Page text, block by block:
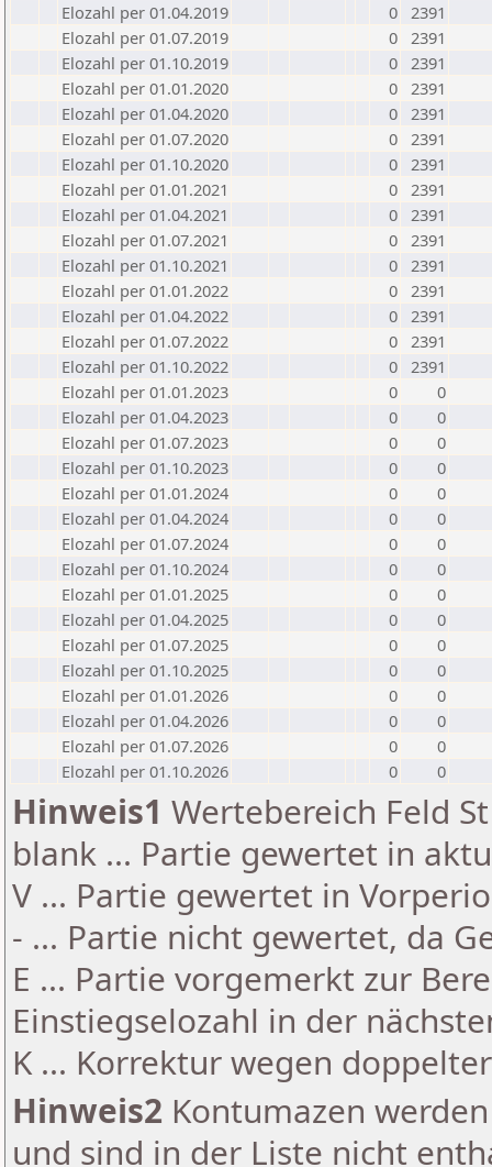
Elozahl per 01.04.2019
0 2391
Elozahl per 01.07.2019
0 2391
Elozahl per 01.10.2019
0 2391
Elozahl per 01.01.2020
0 2391
Elozahl per 01.04.2020
0 2391
Elozahl per 01.07.2020
0 2391
Elozahl per 01.10.2020
0 2391
Elozahl per 01.01.2021
0 2391
Elozahl per 01.04.2021
0 2391
Elozahl per 01.07.2021
0 2391
Elozahl per 01.10.2021
0 2391
Elozahl per 01.01.2022
0 2391
Elozahl per 01.04.2022
0 2391
Elozahl per 01.07.2022
0 2391
Elozahl per 01.10.2022
0 2391
Elozahl per 01.01.2023
0
0
Elozahl per 01.04.2023
0
0
Elozahl per 01.07.2023
0
0
Elozahl per 01.10.2023
0
0
Elozahl per 01.01.2024
0
0
Elozahl per 01.04.2024
0
0
Elozahl per 01.07.2024
0
0
Elozahl per 01.10.2024
0
0
Elozahl per 01.01.2025
0
0
Elozahl per 01.04.2025
0
0
Elozahl per 01.07.2025
0
0
Elozahl per 01.10.2025
0
0
Elozahl per 01.01.2026
0
0
Elozahl per 01.04.2026
0
0
Elozahl per 01.07.2026
0
0
Elozahl per 01.10.2026
0 0
Hinweis1 Wertebereich Feld
blank ... Partie gewertet in
V ... Partie gewertet in
- ... Partie nicht gewertet, da
E ... Partie vorgemerkt zur
Einstiegselozahl in der
K ... Korrektur wegen
Hinweis2 Kontumazen
und sind in der Liste nicht